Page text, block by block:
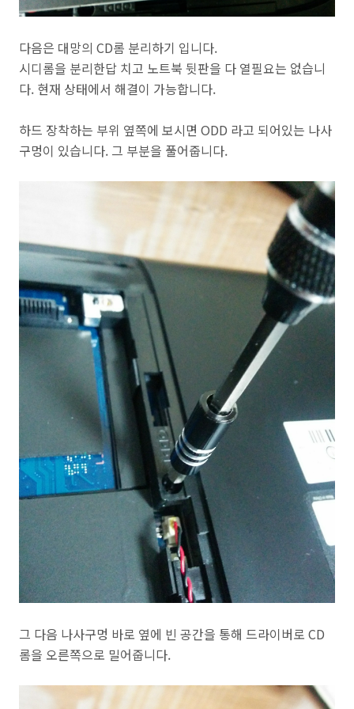
다음은 대망의 CD롬 분리하기 입니다.
시디롬을 분리한답 치고 노트북 뒷판을 다 열필요는 없습니
다. 현재 상태에서 해결이 가능합니다.
하드 장착하는 부위 옆쪽에 보시면 ODD 라고 되어있는 나사
구멍이 있습니다. 그 부분을 풀어줍니다.
그 다음 나사구멍 바로 옆에 빈 공간을 통해 드라이버로 CD
롬을 오른쪽으로 밀어줍니다.